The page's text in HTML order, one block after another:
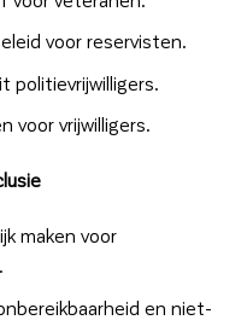
voor reservisten.
politievrijwilligers.
voor vrijwilligers.
maken voor
en niet-